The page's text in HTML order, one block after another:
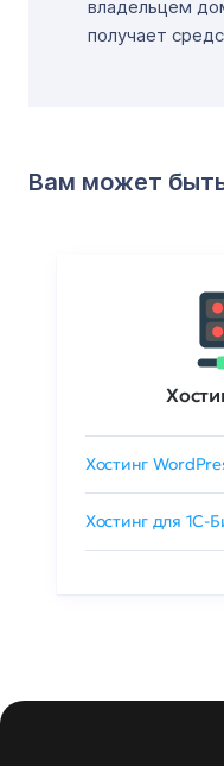
владельцем
получает
Вам может
Хостинг
Хостинг для 1C-